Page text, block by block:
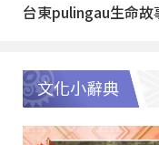
台東pulingau生命故
文化小辭典